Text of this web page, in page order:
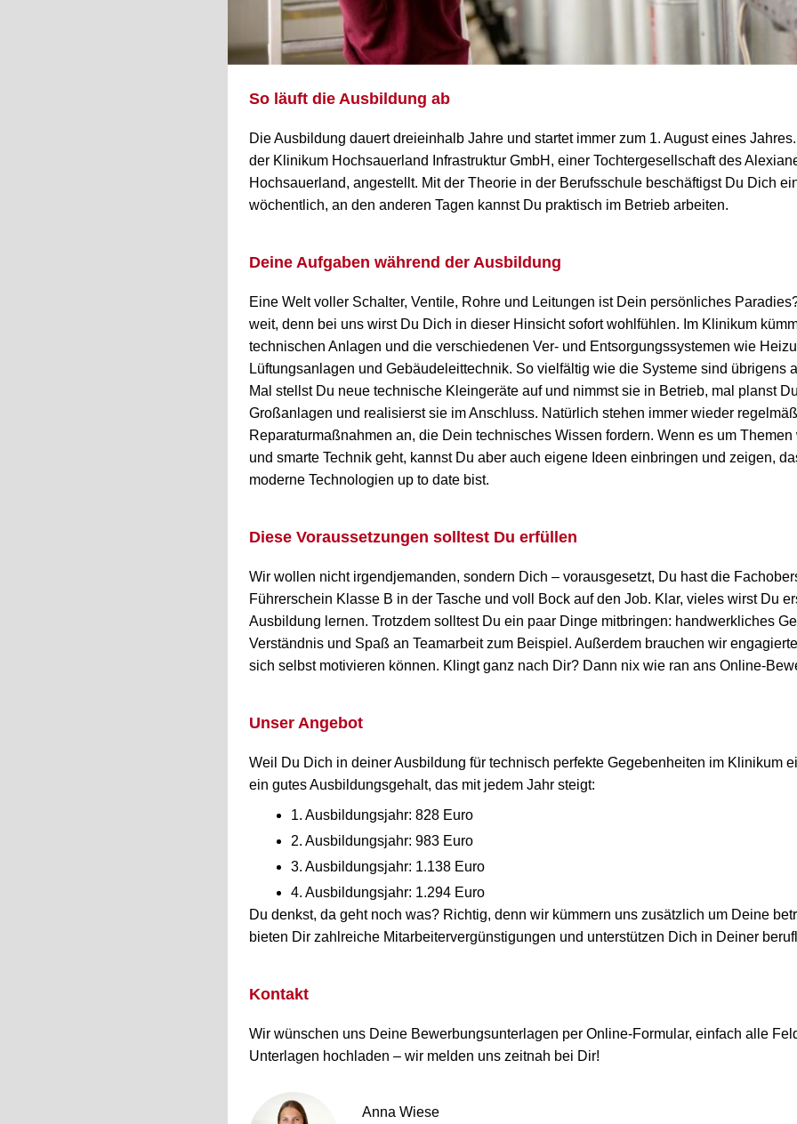
So läuft die Ausbildung ab
Die Ausbildung dauert dreieinhalb Jahre und startet immer zum 1. August eines
der Klinikum Hochsauerland Infrastruktur GmbH, einer Tochtergesellschaft des
Hochsauerland, angestellt. Mit der Theorie in der Berufsschule beschäftigst Du Dich
wöchentlich, an den anderen Tagen kannst Du praktisch im Betrieb arbeiten.
Deine Aufgaben während der Ausbildung
Eine Welt voller Schalter, Ventile, Rohre und Leitungen ist Dein persönliches
weit, denn bei uns wirst Du Dich in dieser Hinsicht sofort wohlfühlen. Im Klinikum
technischen Anlagen und die verschiedenen Ver- und Entsorgungssystemen wie
Lüftungsanlagen und Gebäudeleittechnik. So vielfältig wie die Systeme sind übrigens
Mal stellst Du neue technische Kleingeräte auf und nimmst sie in Betrieb, mal planst
Großanlagen und realisierst sie im Anschluss. Natürlich stehen immer wieder
Reparaturmaßnahmen an, die Dein technisches Wissen fordern. Wenn es um
und smarte Technik geht, kannst Du aber auch eigene Ideen einbringen und zeigen,
moderne Technologien up to date bist.
Diese Voraussetzungen solltest Du erfüllen
Wir wollen nicht irgendjemanden, sondern Dich – vorausgesetzt, Du hast die
Führerschein Klasse B in der Tasche und voll Bock auf den Job. Klar, vieles wirst Du
Ausbildung lernen. Trotzdem solltest Du ein paar Dinge mitbringen: handwerkliches
Verständnis und Spaß an Teamarbeit zum Beispiel. Außerdem brauchen wir
sich selbst motivieren können. Klingt ganz nach Dir? Dann nix wie ran ans Online-
Unser Angebot
Weil Du Dich in deiner Ausbildung für technisch perfekte Gegebenheiten im Klinikum
ein gutes Ausbildungsgehalt, das mit jedem Jahr steigt:
1. Ausbildungsjahr: 828 Euro
2. Ausbildungsjahr: 983 Euro
3. Ausbildungsjahr: 1.138 Euro
4. Ausbildungsjahr: 1.294 Euro
Du denkst, da geht noch was? Richtig, denn wir kümmern uns zusätzlich um Deine
bieten Dir zahlreiche Mitarbeitervergünstigungen und unterstützen Dich in Deiner
Kontakt
Wir wünschen uns Deine Bewerbungsunterlagen per Online-Formular, einfach alle
Unterlagen hochladen – wir melden uns zeitnah bei Dir!
Anna Wiese